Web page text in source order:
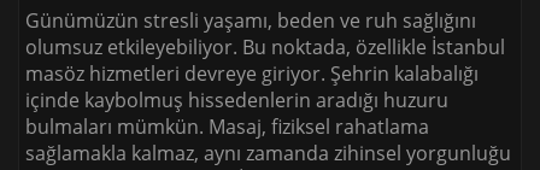
Günümüzün stresli yaşamı, beden ve ruh sağlığını
olumsuz etkileyebiliyor. Bu noktada, özellikle İstanbul
masöz hizmetleri devreye giriyor. Şehrin kalabalığı
içinde kaybolmuş hissedenlerin aradığı huzuru
bulmaları mümkün. Masaj, fiziksel rahatlama
sağlamakla kalmaz, aynı zamanda zihinsel yorgunluğu